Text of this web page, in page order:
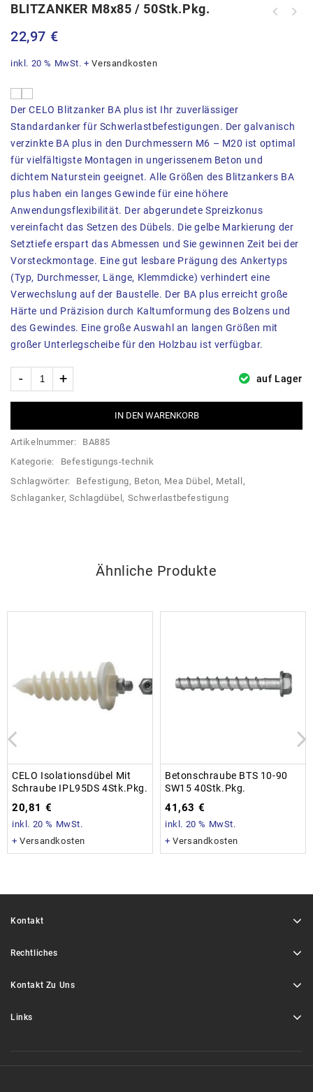
BLITZANKER M8x85 / 50Stk.Pkg.
22,97 €
inkl. 20 % MwSt. +Versandkosten
Der CELO Blitzanker BA plus ist Ihr zuverlässiger
Standardanker für Schwerlastbefestigungen. Der galvanisch
verzinkte BA plus in den Durchmessern M6 – M20 ist optimal
für vielfältigste Montagen in ungerissenem Beton und
dichtem Naturstein geeignet. Alle Größen des Blitzankers BA
plus haben ein langes Gewinde für eine höhere
Anwendungsflexibilität. Der abgerundete Spreizkonus
vereinfacht das Setzen des Dübels. Die gelbe Markierung der
Setztiefe erspart das Abmessen und Sie gewinnen Zeit bei der
Vorsteckmontage. Eine gut lesbare Prägung des Ankertyps
(Typ, Durchmesser, Länge, Klemmdicke) verhindert eine
Verwechslung auf der Baustelle. Der BA plus erreicht große
Härte und Präzision durch Kaltumformung des Bolzens und
des Gewindes. Eine große Auswahl an langen Größen mit
großer Unterlegscheibe für den Holzbau ist verfügbar.
auf Lager
IN DEN WARENKORB
Artikelnummer:
BA885
Kategorie:
Befestigungs-technik
Schlagwörter:
Befestigung, Beton, Mea Dübel , Metall ,
Schlaganker, Schlagdübel , Schwerlastbefestigung
Ähnliche Produkte
CELO Isolationsdübel Mit
Schraube IPL95DS 4Stk.Pkg.
20,81 €
inkl. 20 % MwSt.
+Versandkosten
Betonschraube BTS 10-90
SW15 40Stk.Pkg.
41,63 €
inkl. 20 % MwSt.
+Versandkosten
Kontakt
Rechtliches
Kontakt Zu Uns
Links